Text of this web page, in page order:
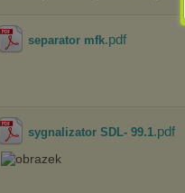
separator mfk.pdf
sygnalizator SDL- 99.1.pdf